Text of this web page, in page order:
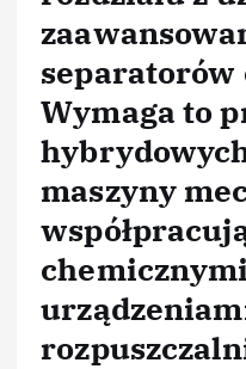
separatorów
Wymaga to
maszyny